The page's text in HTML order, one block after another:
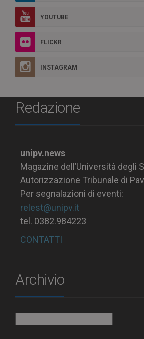
YOUTUBE
FLICKR
INSTAGRAM
Redazione
unipv.news
Magazine dell’Università degli
Autorizzazione Tribunale di
Per segnalazioni di eventi:
relest@unipv.it
tel. 0382.984223
CONTATTI
Archivio